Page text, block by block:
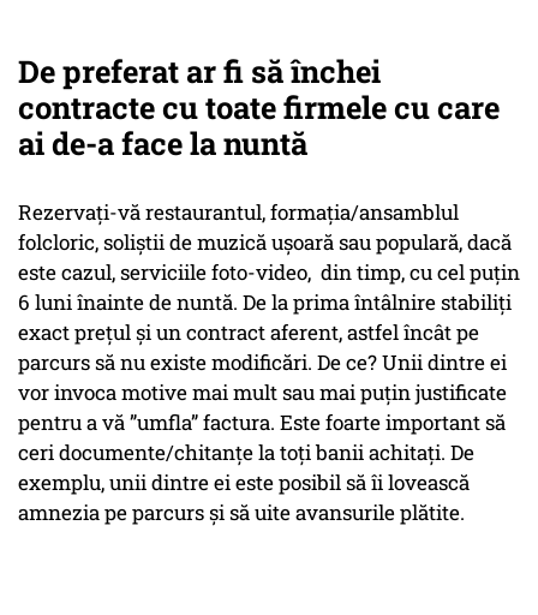
De preferat ar fi să închei
contracte cu toate firmele cu care
ai de-a face la nuntă
Rezervați-vă restaurantul, formația/ansamblul
folcloric, soliștii de muzică ușoară sau populară, dacă
este cazul, serviciile foto-video, din timp, cu cel puțin
6 luni înainte de nuntă. De la prima întâlnire stabiliți
exact prețul și un contract aferent, astfel încât pe
parcurs să nu existe modificări. De ce? Unii dintre ei
vor invoca motive mai mult sau mai puțin justificate
pentru a vă ”umfla” factura. Este foarte important să
ceri documente/chitanțe la toți banii achitați. De
exemplu, unii dintre ei este posibil să îi lovească
amnezia pe parcurs și să uite avansurile plătite.